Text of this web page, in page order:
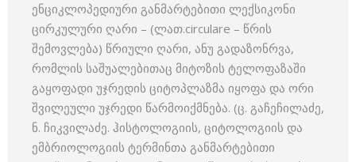
ენციკლოპედიური განმარტებითი ლექსიკონი
ცირკულური ღარი – (ლათ.circulare – წრის
შემოვლება) წრიული ღარი, ანუ გადაზონრვა,
რომლის საშუალებითაც მიტოზის ტელოფაზაში
გაყოფადი უჯრედის ციტოპლაზმა იყოფა და ორი
შვილეული უჯრედი წარმოიქმნება. (ც. გაჩეჩილაძე,
ნ. ჩიკვილაძე. ჰისტოლოგიის, ციტოლოგიის და
ემბრიოლოგიის ტერმინთა განმარტებითი